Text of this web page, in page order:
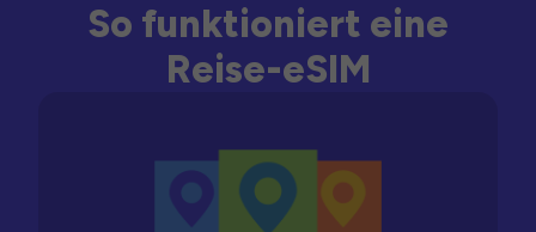
So funktioniert eine
Reise-eSIM